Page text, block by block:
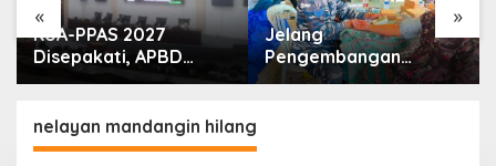
« »
KUA-PPAS 2027
Disepakati, APBD
Sampang Defisit Rp
Jelang
Pengembangan
Lapangan Hidayah,
nelayan mandangin hilang